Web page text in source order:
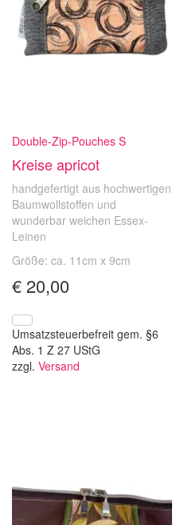
Double-Zip-Pouches S
Kreise apricot
handgefertigt aus hochwertigen
Baumwollstoffen und
wunderbar weichen Essex-
Leinen
Größe: ca. 11cm x 9cm
€ 20,00
Umsatzsteuerbefreit gem. §6
Abs. 1 Z 27 UStG
zzgl. Versand